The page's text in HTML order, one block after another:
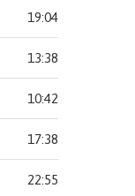
19:04
13:38
10:42
17:38
22:55